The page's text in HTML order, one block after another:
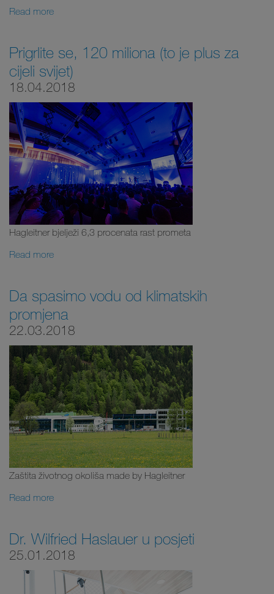
Read more
Prigrlite se, 120 miliona (to je plus za
cijeli svijet)
18.04.2018
Hagleitner bjelježi 6,3 procenata rast prometa
Read more
Da spasimo vodu od klimatskih
promjena
22.03.2018
Zaštita životnog okoliša made by Hagleitner
Read more
Dr. Wilfried Haslauer u posjeti
25.01.2018